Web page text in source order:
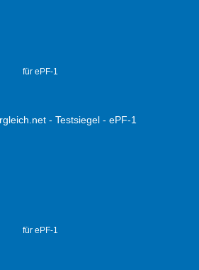
für ePF-1
für ePF-1